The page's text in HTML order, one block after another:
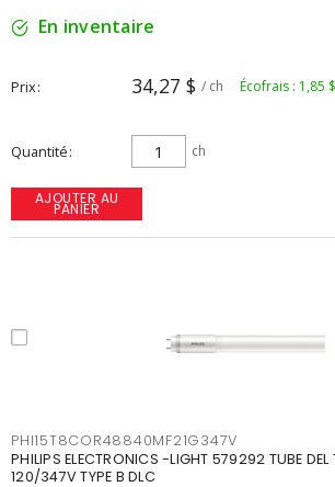
En inventaire
Prix 34,27 $ / ch Écofrais : 1,85 $
Quantité ch
AJOUTER AU
PANIER
PHI15T8COR48840MF21G347V
PHILIPS ELECTRONICS -LIGHT 579292 TUBE
120/347V TYPE B DLC